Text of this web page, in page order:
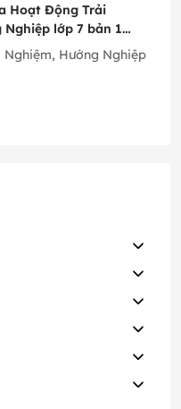
Hoạt Động Trải
Nghiệp lớp 7 bản 1
Tạo
Hướng Nghiệp